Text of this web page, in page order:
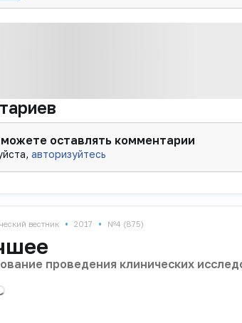
оставлять комментарии
авторизуйтесь
вестник • 2017 • №4 (875)
проведения клинических